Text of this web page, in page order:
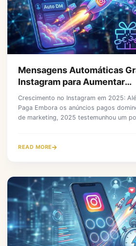
Mensagens Automáticas
Instagram para Aumentar
Instantaneamente Seu
Crescimento no Instagram em 2025:
Paga Embora os anúncios pagos
de marketing, 2025 testemunhou um
READ MORE